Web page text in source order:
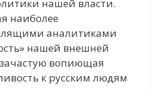
нашей власти.
наиболее
аналитиками
нашей внешней
вопиющая
к русским людям